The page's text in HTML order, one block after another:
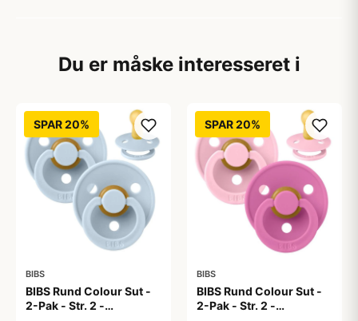
Du er måske interesseret i
SPAR 20%
BIBS
BIBS Rund Colour Sut -
2-Pak - Str. 2 -
SPAR 20%
BIBS
BIBS Rund Colour Sut -
2-Pak - Str. 2 -